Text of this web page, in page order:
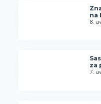
na
8.
za
7.